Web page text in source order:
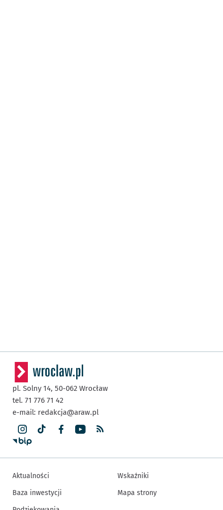
pl. Solny 14, 50-062 Wrocław
tel. 71 776 71 42
e-mail: redakcja@araw.pl
Aktualności
Baza inwestycji
Wskaźniki
Mapa strony